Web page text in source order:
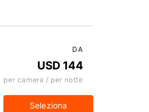
DA
USD 144
per camera / per notte
Seleziona